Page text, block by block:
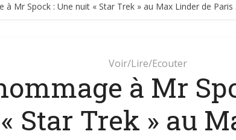
à Mr Spock : Une nuit « Star Trek » au Max Linder de Paris .
Voir/Lire/Ecouter
à Mr
Star Trek » au